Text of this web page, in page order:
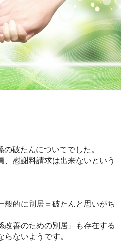
破たんについてでした。
、慰謝料請求は出来ないという
般的に別居＝破たんと思いがち
改善のための別居」も存在する
ないようです。